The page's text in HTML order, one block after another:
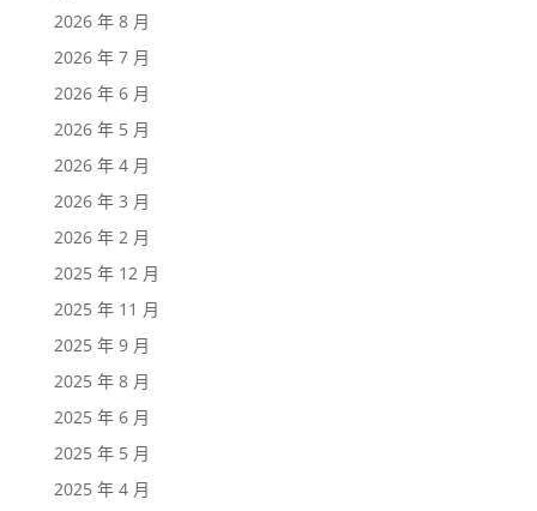
2026 年 8 月
2026 年 7 月
2026 年 6 月
2026 年 5 月
2026 年 4 月
2026 年 3 月
2026 年 2 月
2025 年 12 月
2025 年 11 月
2025 年 9 月
2025 年 8 月
2025 年 6 月
2025 年 5 月
2025 年 4 月